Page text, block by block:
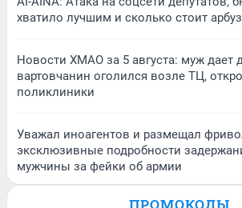
хватило лучшим и сколько стоит арбуз
Новости ХМАО за 5 августа: муж дает
вартовчанин оголился возле ТЦ,
поликлиники
Уважал иноагентов и размещал
эксклюзивные подробности
мужчины за фейки об армии
ПРОМОКОДЫ